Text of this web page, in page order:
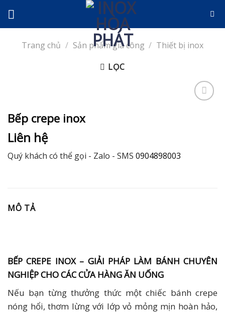
content
Trang chủ / Sản phẩm gia công / Thiết bị inox
LỌC
Bếp crepe inox
Liên hệ
Quý khách có thể gọi - Zalo - SMS 0904898003
MÔ TẢ
BẾP CREPE INOX – GIẢI PHÁP LÀM BÁNH CHUYÊN
NGHIỆP CHO CÁC CỬA HÀNG ĂN UỐNG
Nếu bạn từng thưởng thức một chiếc bánh crepe
nóng hổi, thơm lừng với lớp vỏ mỏng mịn hoàn hảo,